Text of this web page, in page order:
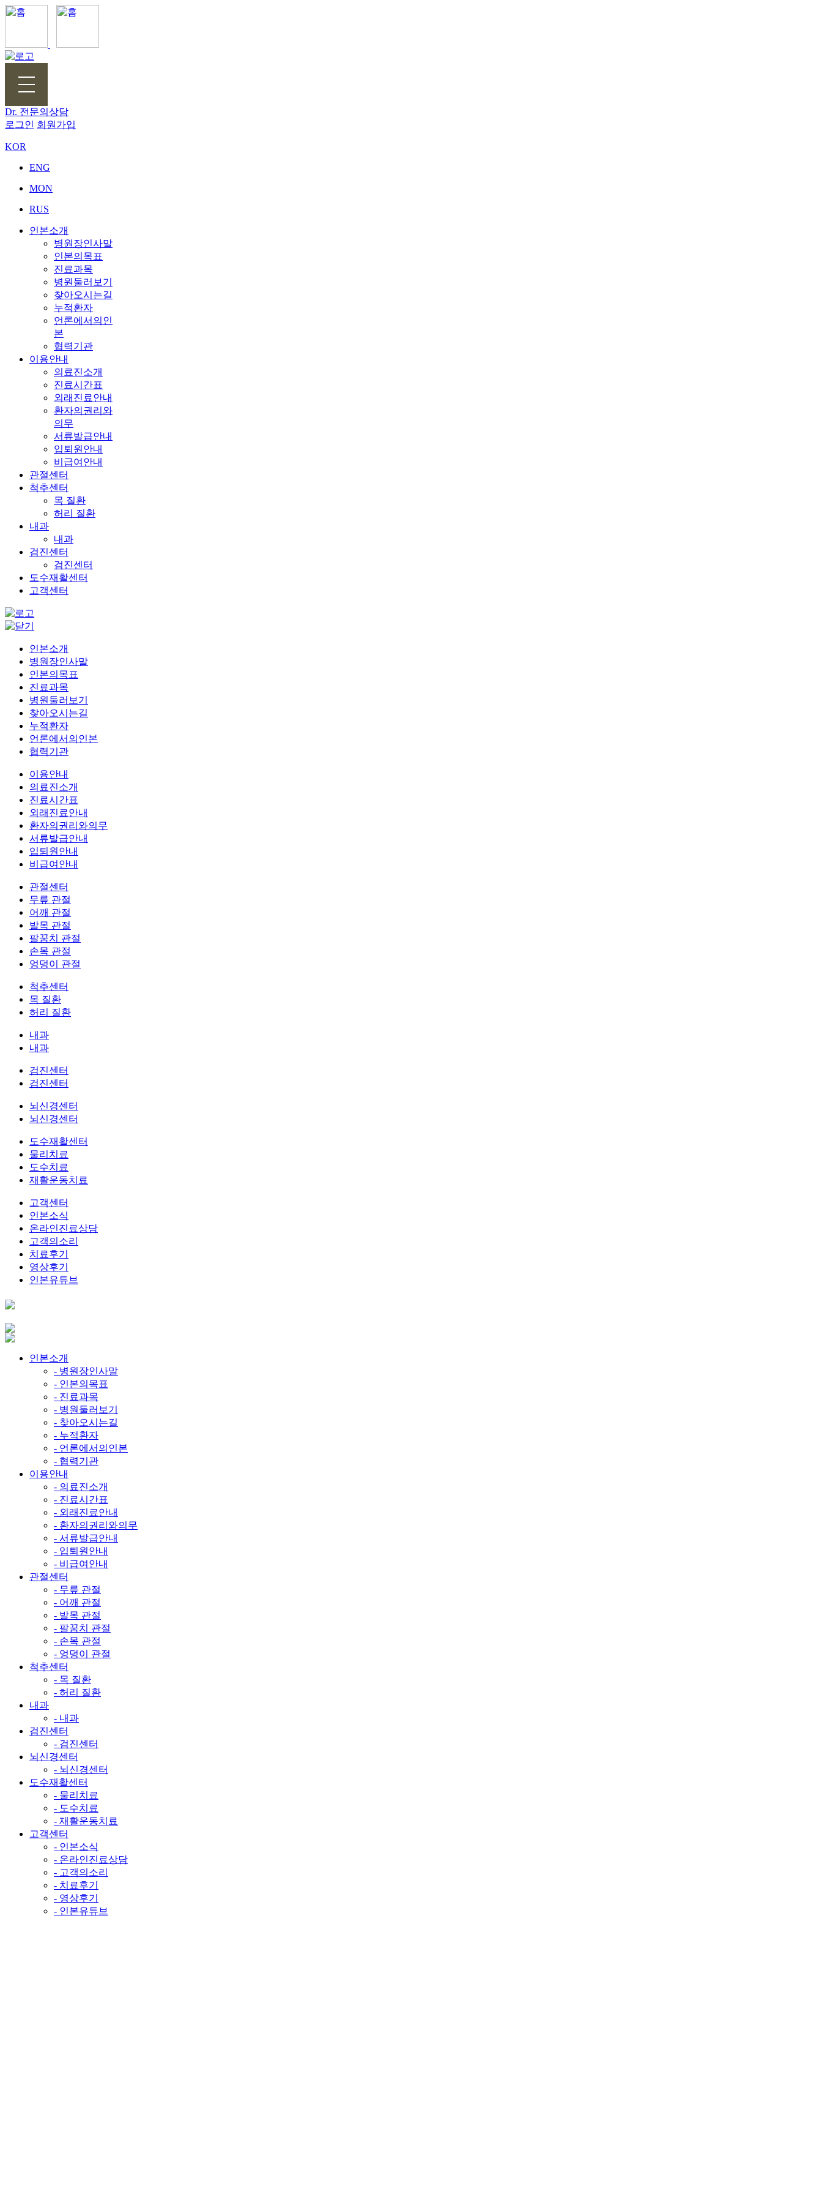
Dr. 전문의상담
로그인 회원가입
KOR
ENG
MON
RUS
인본소개
병원장인사말
인본의목표
진료과목
병원둘러보기
찾아오시는길
누적환자
언론에서의인
본
협력기관
이용안내
의료진소개
진료시간표
외래진료안내
환자의권리와
의무
서류발급안내
입퇴원안내
비급여안내
관절센터
척추센터
목 질환
허리 질환
내과
내과
검진센터
검진센터
도수재활센터
고객센터
인본소개
병원장인사말
인본의목표
진료과목
병원둘러보기
찾아오시는길
누적환자
언론에서의인본
협력기관
이용안내
의료진소개
진료시간표
외래진료안내
환자의권리와의무
서류발급안내
입퇴원안내
비급여안내
관절센터
무릎 관절
어깨 관절
발목 관절
팔꿈치 관절
손목 관절
엉덩이 관절
척추센터
목 질환
허리 질환
내과
내과
검진센터
검진센터
뇌신경센터
뇌신경센터
도수재활센터
물리치료
도수치료
재활운동치료
고객센터
인본소식
온라인진료상담
고객의소리
치료후기
영상후기
인본유튜브
인본소개
- 병원장인사말
- 인본의목표
- 진료과목
- 병원둘러보기
- 찾아오시는길
- 누적환자
- 언론에서의인본
- 협력기관
이용안내
- 의료진소개
- 진료시간표
- 외래진료안내
- 환자의권리와의무
- 서류발급안내
- 입퇴원안내
- 비급여안내
관절센터
- 무릎 관절
- 어깨 관절
- 발목 관절
- 팔꿈치 관절
- 손목 관절
- 엉덩이 관절
척추센터
- 목 질환
- 허리 질환
내과
- 내과
검진센터
- 검진센터
뇌신경센터
- 뇌신경센터
도수재활센터
- 물리치료
- 도수치료
- 재활운동치료
고객센터
- 인본소식
- 온라인진료상담
- 고객의소리
- 치료후기
- 영상후기
- 인본유튜브